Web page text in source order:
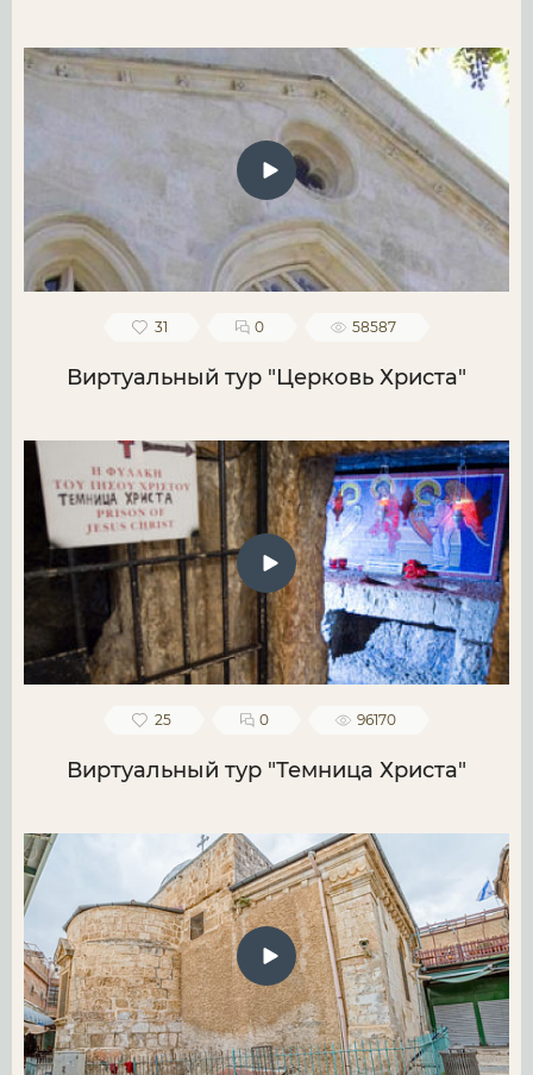
31 0 58587
Виртуальный тур "Церковь Христа"
25 0 96170
Виртуальный тур "Темница Христа"